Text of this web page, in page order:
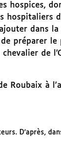
hospices,
hospitaliers
dans
préparer le
de
Roubaix à
D’après,